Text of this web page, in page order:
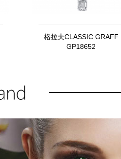
格拉夫CLASSIC GRAFF
GP18652